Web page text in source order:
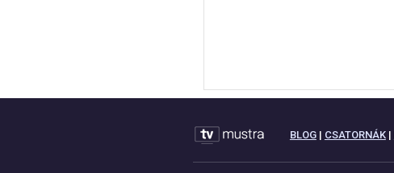
BLOG| CSATORNÁK|